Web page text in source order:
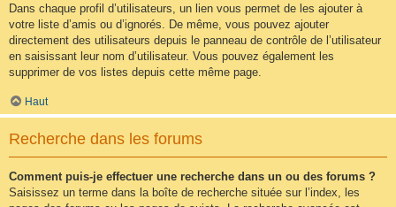
Dans chaque profil d’utilisateurs, un lien vous permet de les ajouter à
votre liste d’amis ou d’ignorés. De même, vous pouvez ajouter
directement des utilisateurs depuis le panneau de contrôle de l’utilisateur
en saisissant leur nom d’utilisateur. Vous pouvez également les
supprimer de vos listes depuis cette même page.
Haut
Recherche dans les forums
Comment puis-je effectuer une recherche dans un ou des forums ?
Saisissez un terme dans la boîte de recherche située sur l’index, les